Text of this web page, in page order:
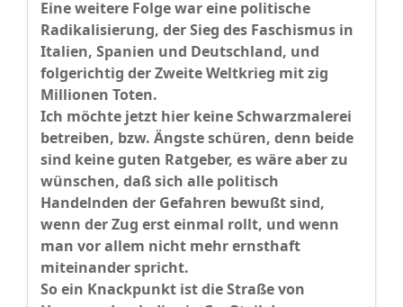
Eine weitere Folge war eine politische
Radikalisierung, der Sieg des Faschismus in
Italien, Spanien und Deutschland, und
folgerichtig der Zweite Weltkrieg mit zig
Millionen Toten.
Ich möchte jetzt hier keine Schwarzmalerei
betreiben, bzw. Ängste schüren, denn beide
sind keine guten Ratgeber, es wäre aber zu
wünschen, daß sich alle politisch
Handelnden der Gefahren bewußt sind,
wenn der Zug erst einmal rollt, und wenn
man vor allem nicht mehr ernsthaft
miteinander spricht.
So ein Knackpunkt ist die Straße von